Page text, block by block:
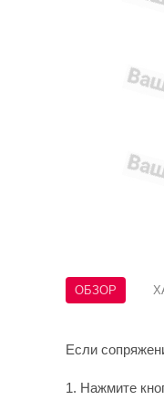
ОБЗОР
Если
1. Нажмите